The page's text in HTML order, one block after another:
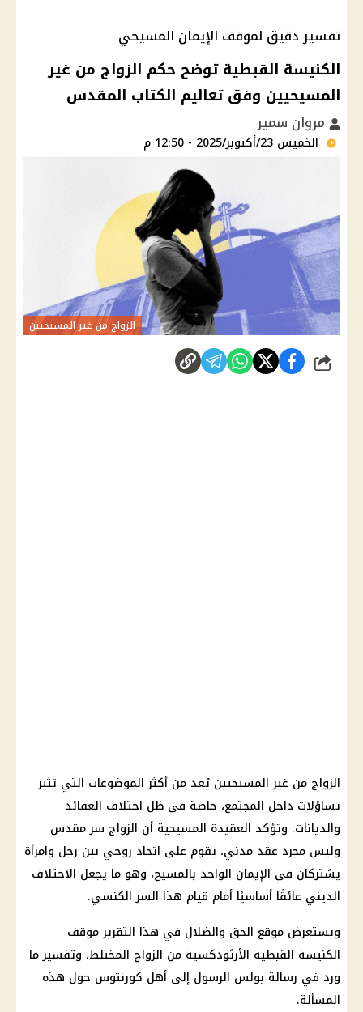
تفسير دقيق لموقف الإيمان المسيحي
الكنيسة القبطية توضح حكم الزواج من غير
المسيحيين وفق تعاليم الكتاب المقدس
مروان سمير
الخميس 23/أكتوبر/2025 - 12:50 م
الزواج من غير المسيحيين
شارك
الزواج من غير المسيحيين يُعد من أكثر الموضوعات التي تثير
تساؤلات داخل المجتمع، خاصة في ظل اختلاف العقائد
والديانات. وتؤكد العقيدة المسيحية أن الزواج سر مقدس
وليس مجرد عقد مدني، يقوم على اتحاد روحي بين رجل وامرأة
يشتركان في الإيمان الواحد بالمسيح، وهو ما يجعل الاختلاف
الديني عائقًا أساسيًا أمام قيام هذا السر الكنسي.
ويستعرض موقع الحق والضلال في هذا التقرير موقف
الكنيسة القبطية الأرثوذكسية من الزواج المختلط، وتفسير ما
ورد في رسالة بولس الرسول إلى أهل كورنثوس حول هذه
المسألة.